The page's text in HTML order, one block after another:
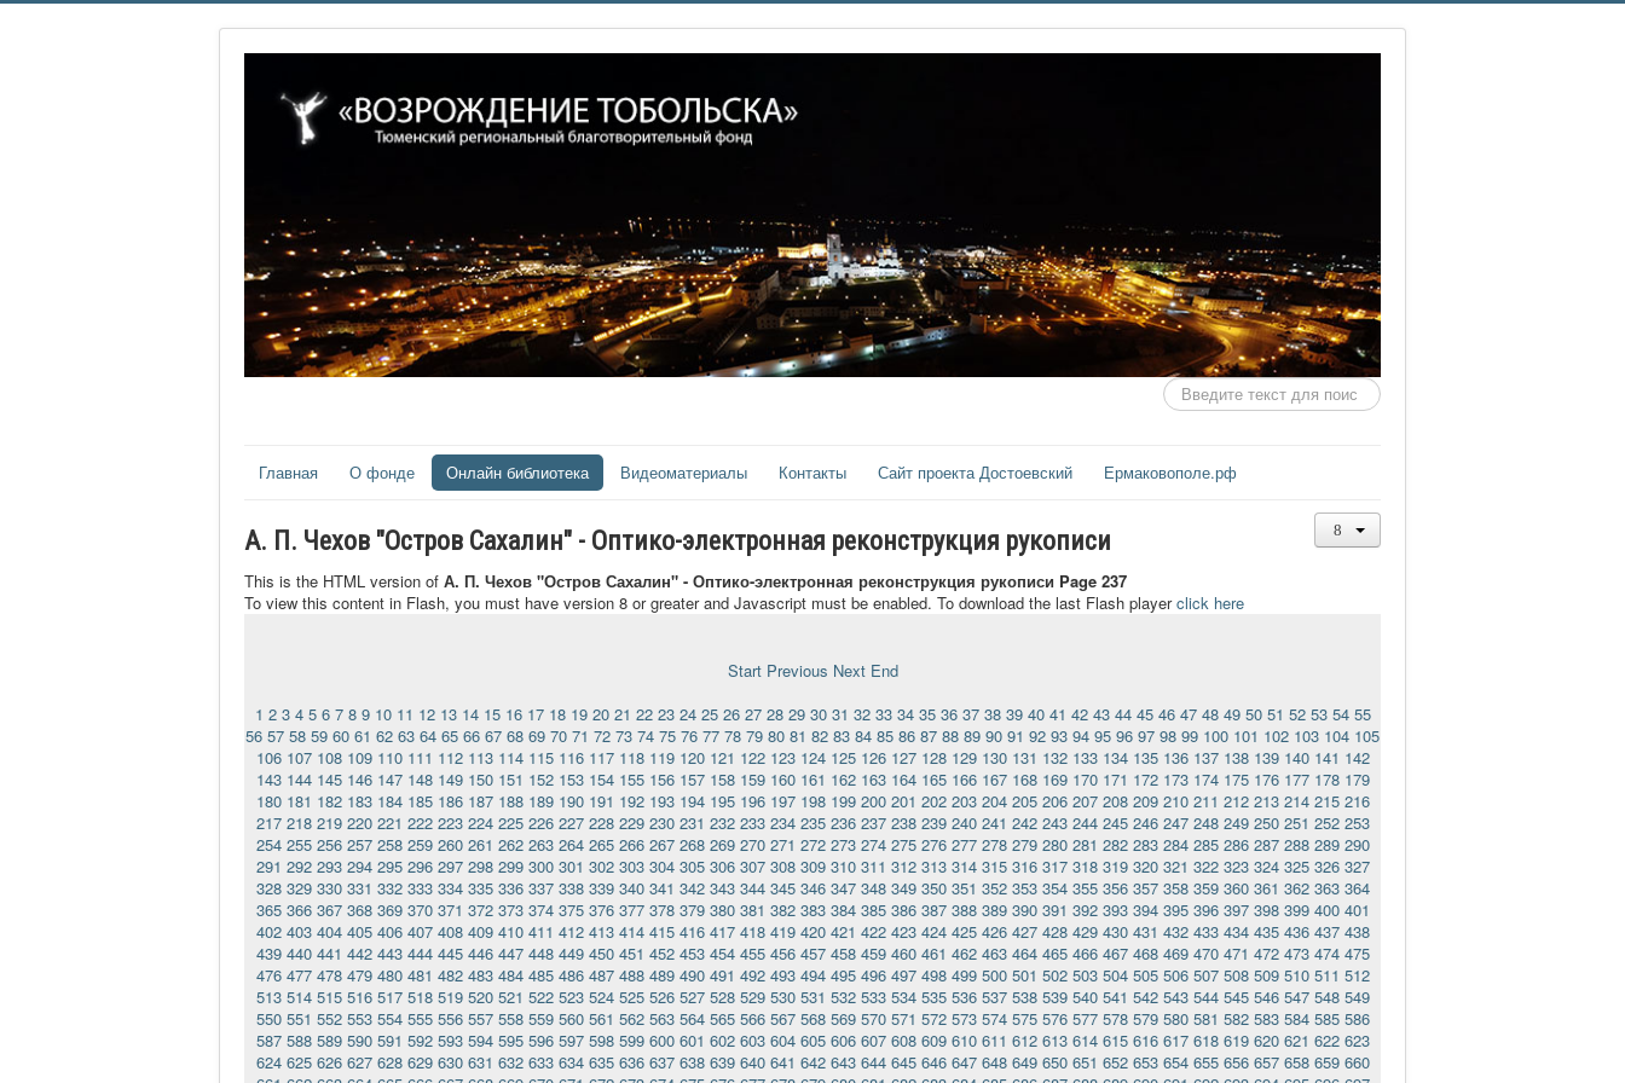
Искать...
Главная О фонде Онлайн библиотека Видеоматериалы Контакты Сайт проекта Достоевский Ермаковополе.рф
А. П. Чехов "Остров Сахалин" - Оптико-электронная реконструкция рукописи
This is the HTML version of А. П. Чехов "Остров Сахалин" - Оптико-электронная реконструкция рукописи Page 237
To view this content in Flash, you must have version 8 or greater and Javascript must be enabled. To download the last Flash playerclick here
Start Previous Next End
1 2 3 4 5 6 7 8 9 10 11 12 13 14 15 16 17 18 19 20 21 22 23 24 25 26 27 28 29 30 31 32 33 34 35 36 37 38 39 40 41 42 43 44 45 46 47 48 49 50 51 52 53 54 55
56 57 58 59 60 61 62 63 64 65 66 67 68 69 70 71 72 73 74 75 76 77 78 79 80 81 82 83 84 85 86 87 88 89 90 91 92 93 94 95 96 97 98 99 100 101 102 103 104 105
106 107 108 109 110 111 112 113 114 115 116 117 118 119 120 121 122 123 124 125 126 127 128 129 130 131 132 133 134 135 136 137 138 139 140 141 142
143 144 145 146 147 148 149 150 151 152 153 154 155 156 157 158 159 160 161 162 163 164 165 166 167 168 169 170 171 172 173 174 175 176 177 178 179
180 181 182 183 184 185 186 187 188 189 190 191 192 193 194 195 196 197 198 199 200 201 202 203 204 205 206 207 208 209 210 211 212 213 214 215 216
217 218 219 220 221 222 223 224 225 226 227 228 229 230 231 232 233 234 235 236 237 238 239 240 241 242 243 244 245 246 247 248 249 250 251 252 253
254 255 256 257 258 259 260 261 262 263 264 265 266 267 268 269 270 271 272 273 274 275 276 277 278 279 280 281 282 283 284 285 286 287 288 289 290
291 292 293 294 295 296 297 298 299 300 301 302 303 304 305 306 307 308 309 310 311 312 313 314 315 316 317 318 319 320 321 322 323 324 325 326 327
328 329 330 331 332 333 334 335 336 337 338 339 340 341 342 343 344 345 346 347 348 349 350 351 352 353 354 355 356 357 358 359 360 361 362 363 364
365 366 367 368 369 370 371 372 373 374 375 376 377 378 379 380 381 382 383 384 385 386 387 388 389 390 391 392 393 394 395 396 397 398 399 400 401
402 403 404 405 406 407 408 409 410 411 412 413 414 415 416 417 418 419 420 421 422 423 424 425 426 427 428 429 430 431 432 433 434 435 436 437 438
439 440 441 442 443 444 445 446 447 448 449 450 451 452 453 454 455 456 457 458 459 460 461 462 463 464 465 466 467 468 469 470 471 472 473 474 475
476 477 478 479 480 481 482 483 484 485 486 487 488 489 490 491 492 493 494 495 496 497 498 499 500 501 502 503 504 505 506 507 508 509 510 511 512
513 514 515 516 517 518 519 520 521 522 523 524 525 526 527 528 529 530 531 532 533 534 535 536 537 538 539 540 541 542 543 544 545 546 547 548 549
550 551 552 553 554 555 556 557 558 559 560 561 562 563 564 565 566 567 568 569 570 571 572 573 574 575 576 577 578 579 580 581 582 583 584 585 586
587 588 589 590 591 592 593 594 595 596 597 598 599 600 601 602 603 604 605 606 607 608 609 610 611 612 613 614 615 616 617 618 619 620 621 622 623
624 625 626 627 628 629 630 631 632 633 634 635 636 637 638 639 640 641 642 643 644 645 646 647 648 649 650 651 652 653 654 655 656 657 658 659 660